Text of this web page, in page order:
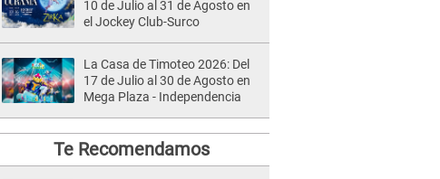
10 de Julio al 31 de Agosto en
el Jockey Club-Surco
La Casa de Timoteo 2026: Del
17 de Julio al 30 de Agosto en
Mega Plaza - Independencia
Te Recomendamos